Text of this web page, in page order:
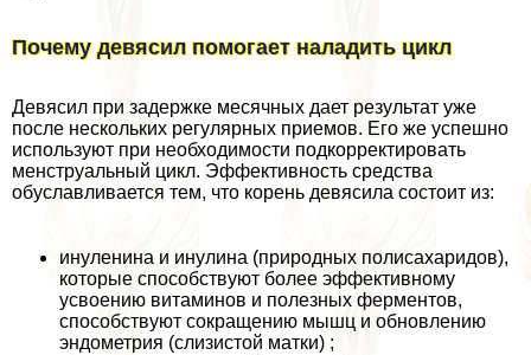
Почему девясил помогает наладить цикл
Девясил при задержке мecячных дает результат уже
после нескольких регулярных приемов. Его же успешно
используют при необходимости подкорректировать
мeнcтpуальный цикл. Эффективность средства
обуславливается тем, что корень девясила состоит из:
инуленина и инулина (природных полисахаридов),
которые способствуют более эффективному
усвоению витаминов и полезных ферментов,
способствуют сокращению мышц и обновлению
эндометрия (слизистой матки) ;